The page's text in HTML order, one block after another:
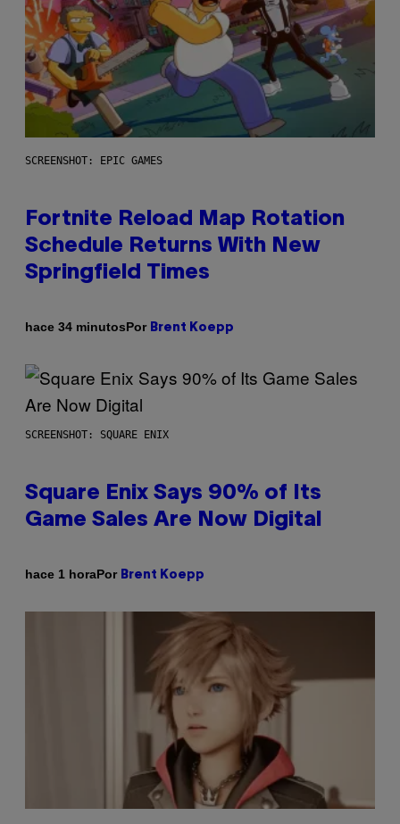
SCREENSHOT: EPIC GAMES
Fortnite Reload Map Rotation
Schedule Returns With New
Springfield Times
hace 34 minutosPor Brent Koepp
SCREENSHOT: SQUARE ENIX
Square Enix Says 90% of Its
Game Sales Are Now Digital
hace 1 horaPor Brent Koepp